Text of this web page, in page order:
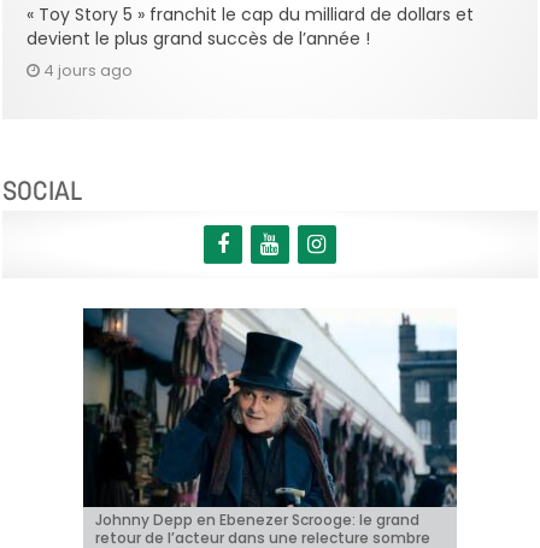
« Toy Story 5 » franchit le cap du milliard de dollars et
devient le plus grand succès de l’année !
4 jours ago
SOCIAL
Johnny Depp en Ebenezer Scrooge: le grand
retour de l’acteur dans une relecture sombre
BRIFF 2026: la Compétition belge!
« Coyote vs. Acme », le film maudit de
Hollywood a enfin une date de sortie !
Capsule #147: « Notre Salut » d’Emmanuel
Marre
« Toy Story 5 » franchit le cap du milliard de
dollars et devient le plus grand succès de